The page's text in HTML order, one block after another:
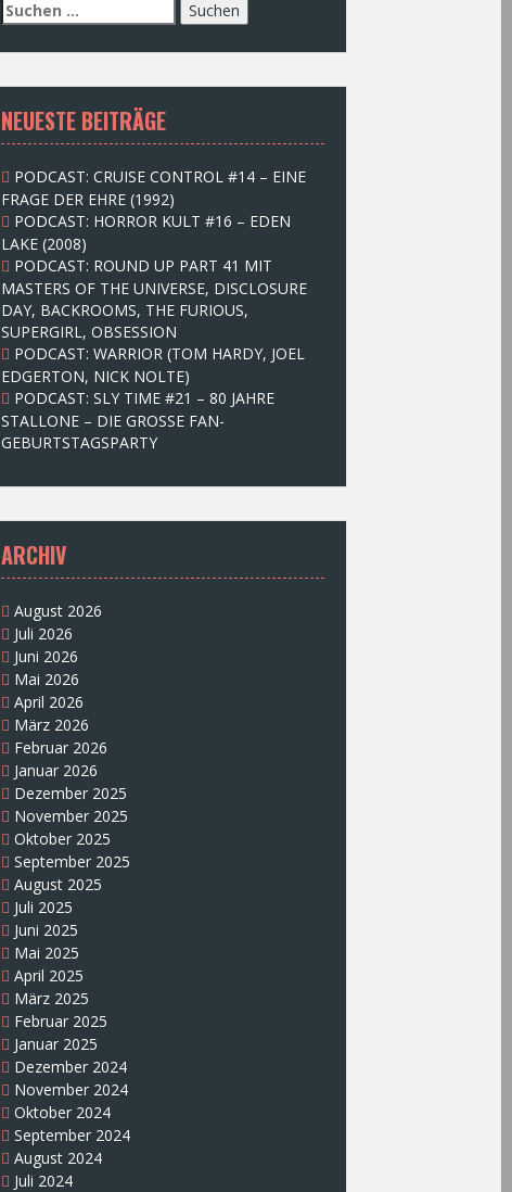
S
u
c
e
n
n
c
h
:
NEUESTE BEITRÄGE
PODCAST: CRUISE CONTROL #14 – EINE
FRAGE DER EHRE (1992)
PODCAST: HORROR KULT #16 – EDEN
LAKE (2008)
PODCAST: ROUND UP PART 41 MIT
MASTERS OF THE UNIVERSE, DISCLOSURE
DAY, BACKROOMS, THE FURIOUS,
SUPERGIRL, OBSESSION
PODCAST: WARRIOR (TOM HARDY, JOEL
EDGERTON, NICK NOLTE)
PODCAST: SLY TIME #21 – 80 JAHRE
STALLONE – DIE GROSSE FAN-
GEBURTSTAGSPARTY
ARCHIV
August 2026
Juli 2026
Juni 2026
Mai 2026
April 2026
März 2026
Februar 2026
Januar 2026
Dezember 2025
November 2025
Oktober 2025
September 2025
August 2025
Juli 2025
Juni 2025
Mai 2025
April 2025
März 2025
Februar 2025
Januar 2025
Dezember 2024
November 2024
Oktober 2024
September 2024
August 2024
Juli 2024